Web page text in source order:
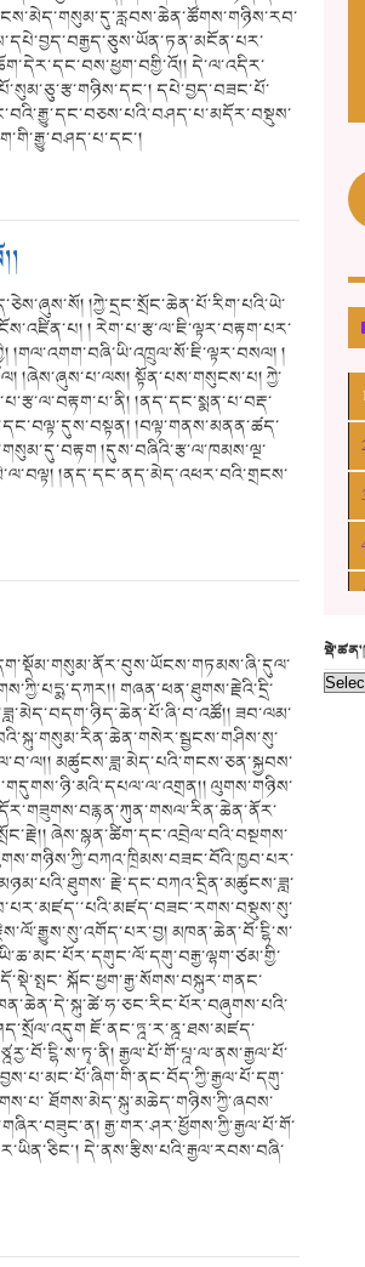
དེ་ལ་འདིར་
དཔེ་བྱད་བཟང་པོ་
།ཀྱེ་དྲང་སྲོང་ཆེན་པོ་རིག་པའི་ཡེ་
། རེག་པ་རྩ་ལ་ཇི་ལྟར་བརྟག་པར་
།གལ་འགག་བཞི་ཡི་འཁྲུལ་སོ་ཇི་ལྟར་བསལ། །
།ཞེས་ཞུས་པ་ལས། སྟོན་པས་གསུངས་པ། ཀྱེ་
།ནད་དང་སྨན་པ་བརྡ་
།བལྟ་གནས་མནན་ཚད་
།དུས་བཞིའི་རྩ་ལ་ཁམས་ལྔ་
།ནད་དང་ནད་མེད་འཕར་བའི་གྲངས་
གཞན་ཕན་ཐུགས་རྗེའི་དྲི་
ཟབ་ལམ་
མཚུངས་ཟླ་མེད་པའི་གངས་ཅན་སྐྱབས་
ལུགས་གཉིས་
ཞེས་སྙན་ཚིག་དང་འབྲེལ་བའི་བསྔགས་
རྗེ་དང་བཀའ་དྲིན་མཚུངས་ཟླ་
མཁན་ཆེན་བོ་ངྷི་ས་
སྐོང་ཕྱག་རྒྱ་སོགས་བསྐུར་གནང་
ཇོ་ནང་ཏྰ་ར་ནྰ་ཐས་མཛད་
རྒྱལ་པོ་གོ་པྰ་ལ་ནས་རྒྱལ་པོ་
ཐོགས་མེད་སྐུ་མཆེད་གཉིས་ཀྱི་ཞབས་
རྒྱ་གར་ཤར་ཕྱོགས་ཀྱི་རྒྱལ་པོ་གོ་
དེ་ནས་རྩིས་པའི་རྒྱལ་རབས་བཞི་